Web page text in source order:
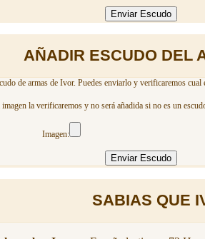
AÑADIR ESCUDO DEL
de armas de Ivor. Puedes enviarlo y verificaremos
imagen la verificaremos y no será añadida si no es un
Imagen:
SABIAS QUE